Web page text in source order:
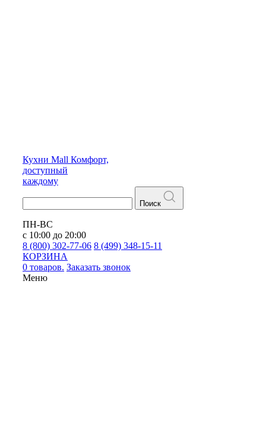
Кухни Mall Комфорт,
доступный
каждому
Поиск
ПН-ВС
с 10:00 до 20:00
8 (800) 302-77-06 8 (499) 348-15-11
КОРЗИНА
0 товаров. Заказать звонок
Меню